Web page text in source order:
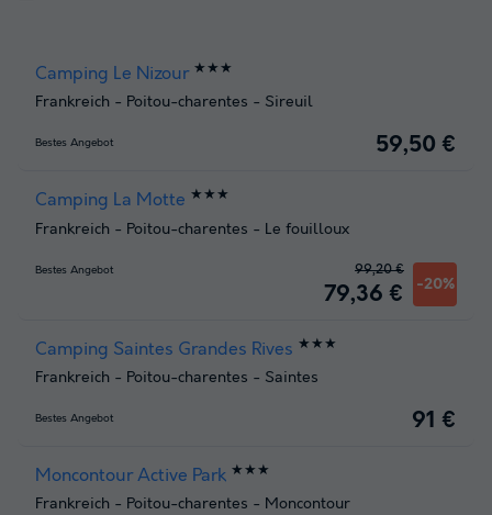
Camping Le Nizour ★★★
Frankreich - Poitou-charentes - Sireuil
Bestes Angebot 59,50 €
Camping La Motte ★★★
Frankreich - Poitou-charentes - Le fouilloux
Bestes Angebot
79,36 € -20%
99,20 €
Camping Saintes Grandes Rives ★★★
Frankreich - Poitou-charentes - Saintes
Bestes Angebot 91 €
Moncontour Active Park ★★★
Frankreich - Poitou-charentes - Moncontour